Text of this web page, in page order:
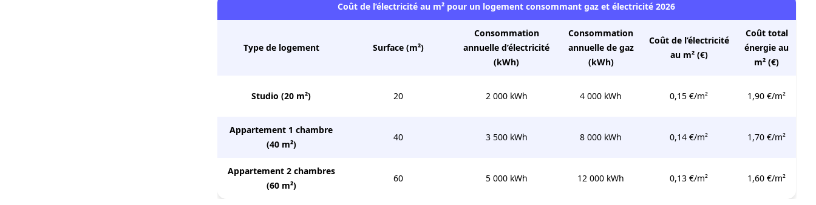
Coût de l’électricité au m² pour un logement consommant gaz et électricité 2026
Type de logement Surface (m²)
Consommation
annuelle d’électricité
(kWh)
Consommation
annuelle de gaz
(kWh)
Coût de l’électricité
au m² (€)
Coût total
énergie au
m² (€)
Studio (20 m²) 20 2 000 kWh 4 000 kWh 0,15 €/m² 1,90 €/m²
Appartement 1 chambre
(40 m²)
40 3 500 kWh 8 000 kWh 0,14 €/m² 1,70 €/m²
Appartement 2 chambres
(60 m²)
60 5 000 kWh 12 000 kWh 0,13 €/m² 1,60 €/m²